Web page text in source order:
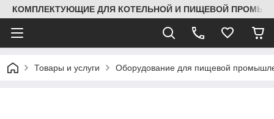
КОМПЛЕКТУЮЩИЕ ДЛЯ КОТЕЛЬНОЙ И ПИЩЕВОЙ
Товары и услуги Оборудование для пищевой